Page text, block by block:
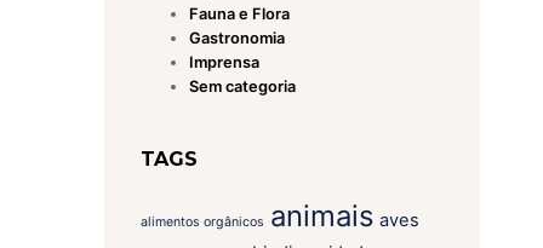
Fauna e Flora
Gastronomia
Imprensa
Sem categoria
TAGS
alimentos orgânicos animais aves